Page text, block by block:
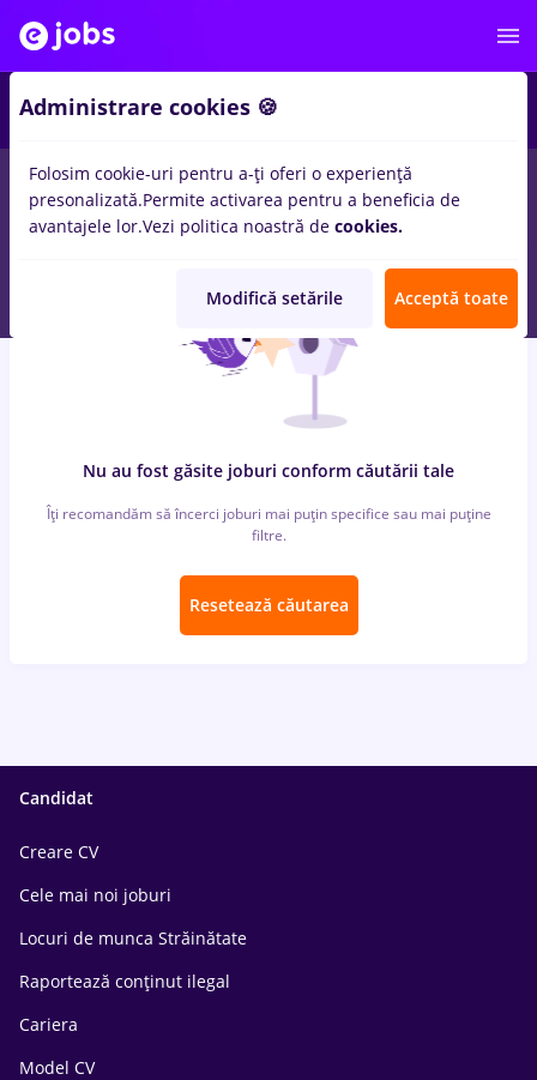
locuri de muncacu salarii 3000 lei, Part timeinBucuresti
pentruEntry-Level (< 2 ani)inBanci, Medicina / Sanatate
Nu au fost găsite joburi conform căutării tale
Îți recomandăm să încerci joburi mai puțin specifice sau mai puține
filtre.
Resetează căutarea
Candidat
Creare CV
Cele mai noi joburi
Locuri de munca Străinătate
Raportează conținut ilegal
Cariera
Model CV
Administrare cookies 🍪
Folosim cookie-uri pentru a-ți oferi o experiență
presonalizată.Permite activarea pentru a beneficia de
avantajele lor.Vezi politica noastră de cookies.
Modifică setările Acceptă toate